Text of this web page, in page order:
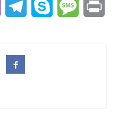
Print
Message
Skype